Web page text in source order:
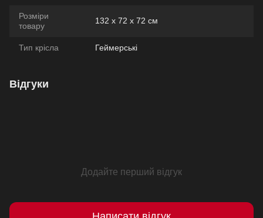
Розміри
товару
132 х 72 х 72 см
Тип крісла Геймерські
Відгуки
Додайте перший відгук